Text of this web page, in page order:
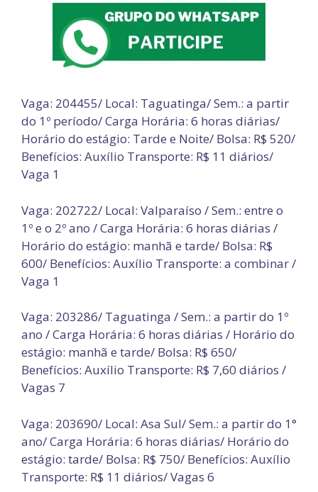
Vaga: 204455/ Local: Taguatinga/ Sem.: a partir
do 1º período/ Carga Horária: 6 horas diárias/
Horário do estágio: Tarde e Noite/ Bolsa: R$ 520/
Benefícios: Auxílio Transporte: R$ 11 diários/
Vaga 1
Vaga: 202722/ Local: Valparaíso / Sem.: entre o
1º e o 2º ano / Carga Horária: 6 horas diárias /
Horário do estágio: manhã e tarde/ Bolsa: R$
600/ Benefícios: Auxílio Transporte: a combinar /
Vaga 1
Vaga: 203286/ Taguatinga / Sem.: a partir do 1º
ano / Carga Horária: 6 horas diárias / Horário do
estágio: manhã e tarde/ Bolsa: R$ 650/
Benefícios: Auxílio Transporte: R$ 7,60 diários /
Vagas 7
Vaga: 203690/ Local: Asa Sul/ Sem.: a partir do 1°
ano/ Carga Horária: 6 horas diárias/ Horário do
estágio: tarde/ Bolsa: R$ 750/ Benefícios: Auxílio
Transporte: R$ 11 diários/ Vagas 6